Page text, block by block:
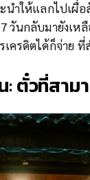
นำให้แลกไปเผื่อ
วันกลับมายังเห
เครดิตได้ก็จ่าย
: ตั๋วที่สา